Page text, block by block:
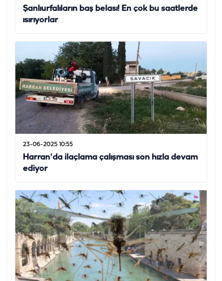
Şanlıurfalıların baş belası! En çok bu saatlerde
ısırıyorlar
23-06-2025 10:55
Harran'da ilaçlama çalışması son hızla devam
ediyor